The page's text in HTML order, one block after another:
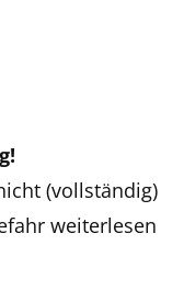
(vollständig)
weiterlesen